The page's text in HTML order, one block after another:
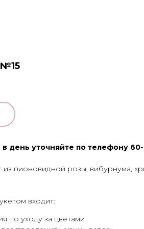
день уточняйте по телефону
пионовидной розы, вибурнума,
входит:
по уходу за цветами